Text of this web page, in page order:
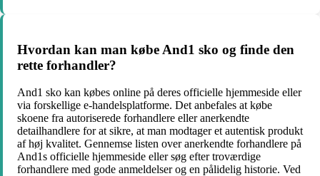
Hvordan kan man købe And1 sko og finde den
rette forhandler?
And1 sko kan købes online på deres officielle hjemmeside eller
via forskellige e-handelsplatforme. Det anbefales at købe
skoene fra autoriserede forhandlere eller anerkendte
detailhandlere for at sikre, at man modtager et autentisk produkt
af høj kvalitet. Gennemse listen over anerkendte forhandlere på
And1s officielle hjemmeside eller søg efter troværdige
forhandlere med gode anmeldelser og en pålidelig historie. Ved